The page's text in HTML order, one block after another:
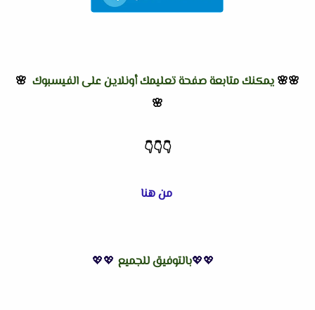
🌸🌸 يمكنك متابعة صفحة تعليمك أونلاين على الفيسبوك 🌸
🌸
👇
👇
👇
من هنا
💖💖بالتوفيق للجميع 💖💖